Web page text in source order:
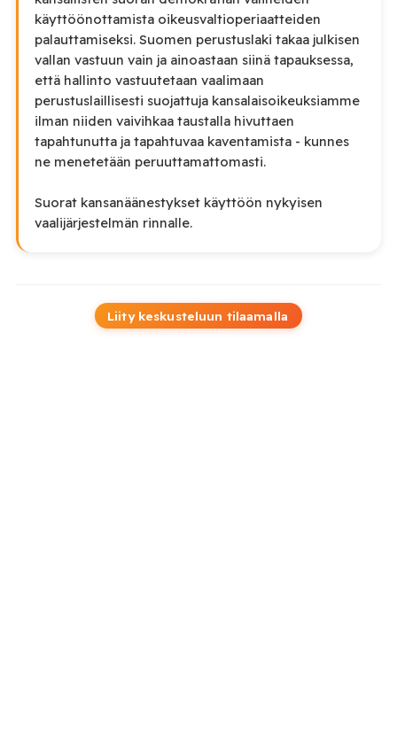
käyttöönottamista oikeusvaltioperiaatteiden
palauttamiseksi. Suomen perustuslaki takaa julkisen
vallan vastuun vain ja ainoastaan siinä tapauksessa,
että hallinto vastuutetaan vaalimaan
perustuslaillisesti suojattuja kansalaisoikeuksiamme
ilman niiden vaivihkaa taustalla hivuttaen
tapahtunutta ja tapahtuvaa kaventamista - kunnes
ne menetetään peruuttamattomasti.
Suorat kansanäänestykset käyttöön nykyisen
vaalijärjestelmän rinnalle.
Liity keskusteluun tilaamalla